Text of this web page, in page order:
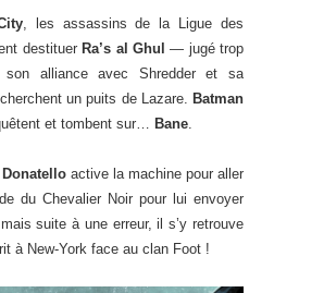
, les assassins de la Ligue des
destituer Ra’s al Ghul — jugé trop
son alliance avec Shredder et sa
un puits de Lazare.
Batman
et tombent sur… Bane
Donatello active la machine pour aller
du Chevalier Noir pour lui envoyer
suite à une erreur, il s’y retrouve
à New-York face au clan Foot !